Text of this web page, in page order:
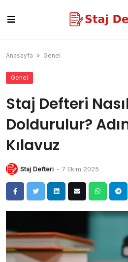
content
Anasayfa » Genel
Genel
Staj Defteri
Doldurulur?
Kılavuz
Staj Defteri - 7 Ekim 2025